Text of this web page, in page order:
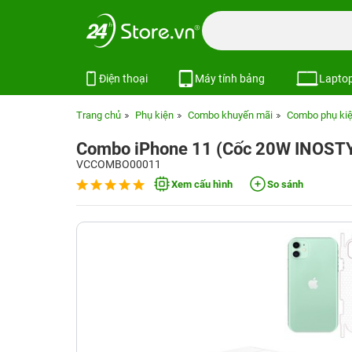
Điện thoại Máy tính bảng
Trang chủ Phụ kiện Combo khuyến mãi Combo phụ
Combo iPhone 11 (Cốc 20W
VCCOMBO00011
Xem cấu hình So sánh